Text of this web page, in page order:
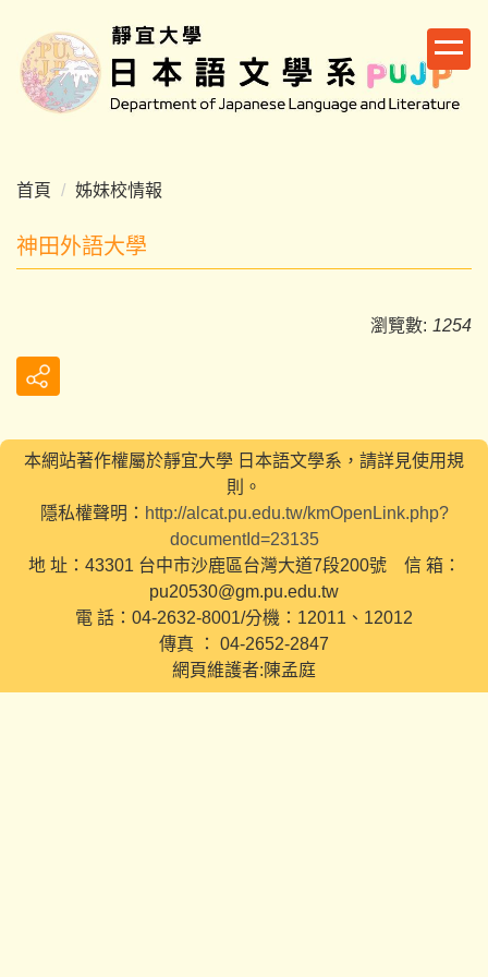
主
要
首頁
姊妹校情報
神田外語大學
瀏覽數: 1254
本網站著作權屬於靜宜大學 日本語文學系，請詳見使用規
則。
隱私權聲明： http://alcat.pu.edu.tw/kmOpenLink.php?
documentId=23135
地 址：43301 台中市沙鹿區台灣大道7段200號 信 箱：
pu20530@gm.pu.edu.tw
電 話：04-2632-8001/分機：12011、12012
傳真 ： 04-2652-2847
網頁維護者:陳孟庭